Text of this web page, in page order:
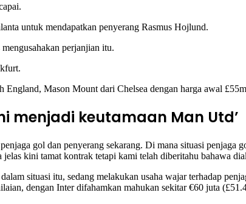
untuk mendapatkan penyerang Rasmus Hojlund.
perjanjian itu.
England, Mason Mount dari Chelsea dengan harga awal
menjadi keutamaan Man Utd’
gol dan penyerang sekarang. Di mana situasi penjaga
kini tamat kontrak tetapi kami telah diberitahu bahawa
situasi itu, sedang melakukan usaha wajar terhadap
dengan Inter difahamkan mahukan sekitar €60 juta